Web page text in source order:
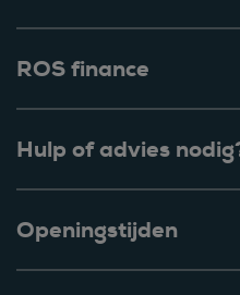
ROS finance
Hulp of advies
Openingstijden